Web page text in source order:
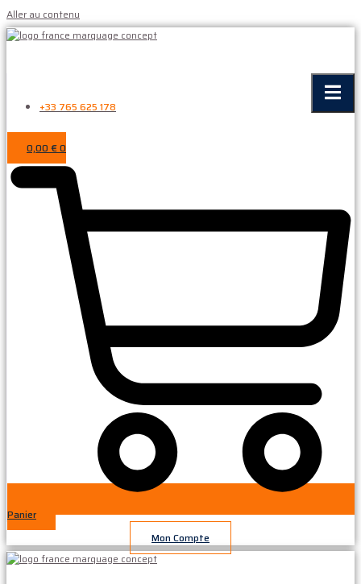
Aller au contenu
+33 765 625 178
0,00 €0
Panier
Mon Compte